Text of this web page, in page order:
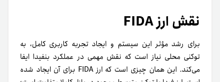
نقش ارز FIDA
برای رشد مؤثر این سیستم و ایجاد تجربه کاربری کامل، به
توکنی محلی نیاز است که نقش مهمی در عملکرد بنفیدا ایفا
می‌کند. این همان چیزی است که ارز FIDA برای آن ایجاد شده